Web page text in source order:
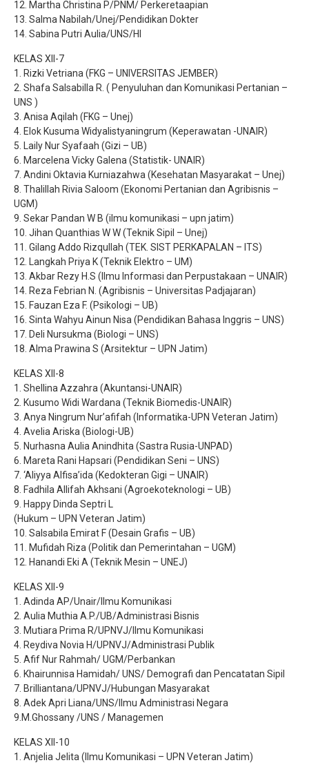
12. Martha Christina P/PNM/ Perkeretaapian
13. Salma Nabilah/Unej/Pendidikan Dokter
14. Sabina Putri Aulia/UNS/HI
KELAS XII-7
1. Rizki Vetriana (FKG – UNIVERSITAS JEMBER)
2. Shafa Salsabilla R. ( Penyuluhan dan Komunikasi Pertanian –
UNS )
3. Anisa Aqilah (FKG – Unej)
4. Elok Kusuma Widyalistyaningrum (Keperawatan -UNAIR)
5. Laily Nur Syafaah (Gizi – UB)
6. Marcelena Vicky Galena (Statistik- UNAIR)
7. Andini Oktavia Kurniazahwa (Kesehatan Masyarakat – Unej)
8. Thalillah Rivia Saloom (Ekonomi Pertanian dan Agribisnis –
UGM)
9. Sekar Pandan W B (ilmu komunikasi – upn jatim)
10. Jihan Quanthias W W (Teknik Sipil – Unej)
11. Gilang Addo Rizqullah (TEK. SIST PERKAPALAN – ITS)
12. Langkah Priya K (Teknik Elektro – UM)
13. Akbar Rezy H.S (Ilmu Informasi dan Perpustakaan – UNAIR)
14. Reza Febrian N. (Agribisnis – Universitas Padjajaran)
15. Fauzan Eza F. (Psikologi – UB)
16. Sinta Wahyu Ainun Nisa (Pendidikan Bahasa Inggris – UNS)
17. Deli Nursukma (Biologi – UNS)
18. Alma Prawina S (Arsitektur – UPN Jatim)
KELAS XII-8
1. Shellina Azzahra (Akuntansi-UNAIR)
2. Kusumo Widi Wardana (Teknik Biomedis-UNAIR)
3. Anya Ningrum Nur’afifah (Informatika-UPN Veteran Jatim)
4. Avelia Ariska (Biologi-UB)
5. Nurhasna Aulia Anindhita (Sastra Rusia-UNPAD)
6. Mareta Rani Hapsari (Pendidikan Seni – UNS)
7. ‘Aliyya Alfisa’ida (Kedokteran Gigi – UNAIR)
8. Fadhila Allifah Akhsani (Agroekoteknologi – UB)
9. Happy Dinda Septri L
(Hukum – UPN Veteran Jatim)
10. Salsabila Emirat F (Desain Grafis – UB)
11. Mufidah Riza (Politik dan Pemerintahan – UGM)
12. Hanandi Eki A (Teknik Mesin – UNEJ)
KELAS XII-9
1. Adinda AP/Unair/Ilmu Komunikasi
2. Aulia Muthia A.P./UB/Administrasi Bisnis
3. Mutiara Prima R/UPNVJ/Ilmu Komunikasi
4. Reydiva Novia H/UPNVJ/Administrasi Publik
5. Afif Nur Rahmah/ UGM/Perbankan
6. Khairunnisa Hamidah/ UNS/ Demografi dan Pencatatan Sipil
7. Brilliantana/UPNVJ/Hubungan Masyarakat
8. Adek Apri Liana/UNS/Ilmu Administrasi Negara
9.M.Ghossany /UNS / Managemen
KELAS XII-10
1. Anjelia Jelita (Ilmu Komunikasi – UPN Veteran Jatim)